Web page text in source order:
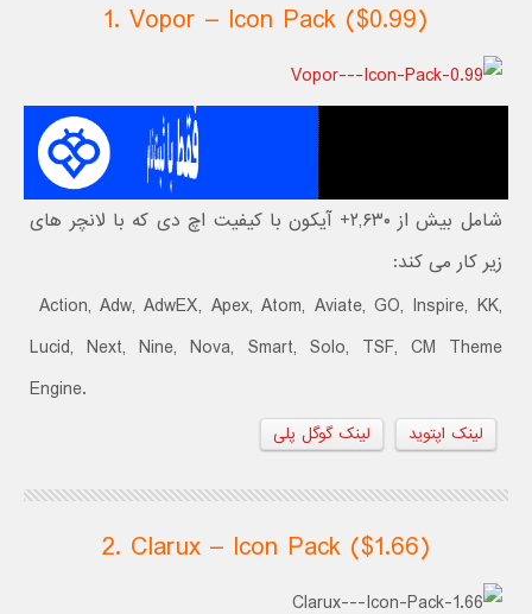
1. Vopor – Icon Pack ($0.99)
شامل بیش از ۲,۶۳۰+ آیکون با کیفیت اچ دی که با لانچر های
زیر کار می کند:
Action, Adw, AdwEX, Apex, Atom, Aviate, GO, Inspire, KK,
Lucid, Next, Nine, Nova, Smart, Solo, TSF, CM Theme
Engine.
لینک گوگل پلی لینک اپتوید
2. Clarux – Icon Pack ($1.66)